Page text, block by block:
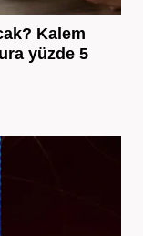
Kalem
yüzde 5